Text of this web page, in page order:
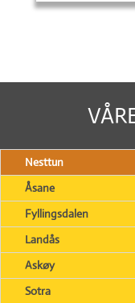
Nesttun
Åsane
Fyllingsdalen
Landås
Askøy
Sotra